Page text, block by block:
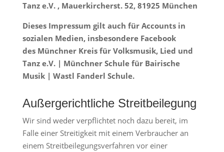
Tanz e.V. , Mauerkircherst. 52, 81925 München
Dieses Impressum gilt auch für Accounts in
sozialen Medien, insbesondere Facebook
des Münchner Kreis für Volksmusik, Lied und
Tanz e.V. | Münchner Schule für Bairische
Musik | Wastl Fanderl Schule.
Außergerichtliche Streitbeilegung
Wir sind weder verpflichtet noch dazu bereit, im
Falle einer Streitigkeit mit einem Verbraucher an
einem Streitbeilegungsverfahren vor einer